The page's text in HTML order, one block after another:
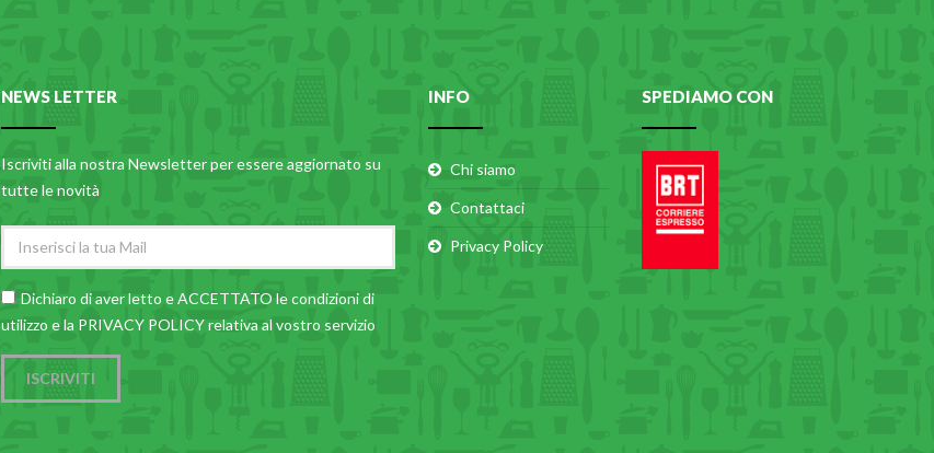
NEWS LETTER
Iscriviti alla nostra Newsletter per essere aggiornato su
tutte le novità
Dichiaro di aver letto e ACCETTATO lecondizioni di
utilizzo e la PRIVACY POLICY relativa al vostro servizio
ISCRIVITI
INFO
Chi siamo
Contattaci
Privacy Policy
SPEDIAMO CON